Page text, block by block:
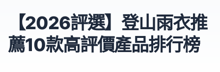
【2026評選】登山雨衣推
薦10款高評價產品排行榜